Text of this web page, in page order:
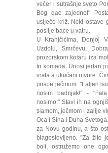
večer i sutrašnje sveto
Bog dao zajedno!"
usiječe križ. Neki ostave
poslije bace u vatru.
U Kranjčićima, Donjoj
Uzdolu, Smrčevu,
prozorskom kotaru iza
tri komada. Unosi jedan
vrata a ukućani otvore.
pospe ječmom. "Faljen
nosim badnjak!" -
nosimo." Stavi ih na
slamom, ječmom i zalije
Oca i Sina i Duha
za Novu godinu, a što
blagoslovljeno. "Za žito
boli, ostružemo one